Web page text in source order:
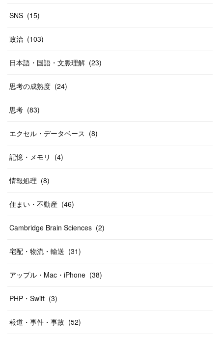
SNS (15)
政治 (103)
日本語・国語・文脈理解 (23)
思考の成熟度 (24)
思考 (83)
エクセル・データベース (8)
記憶・メモリ (4)
情報処理 (8)
住まい・不動産 (46)
Cambridge Brain Sciences (2)
宅配・物流・輸送 (31)
アップル・Mac・iPhone (38)
PHP・Swift (3)
報道・事件・事故 (52)